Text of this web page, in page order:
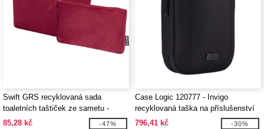
Swift GRS recyklovaná sada
toaletních taštiček ze sametu -
EgotierPro 120769
85,28 kč -47%
Case Logic 120777 - Invigo
recyklovaná taška na příslušenství
796,41 kč
-30%